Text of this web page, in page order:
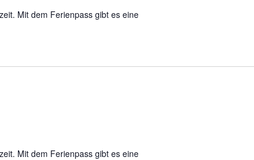
Mit dem Ferienpass gibt es eine
Mit dem Ferienpass gibt es eine